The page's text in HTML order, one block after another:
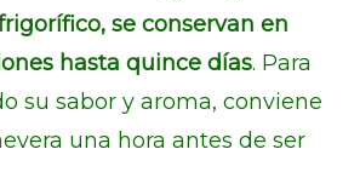
se conservan en
hasta quince días. Para
su sabor y aroma, conviene
una hora antes de ser